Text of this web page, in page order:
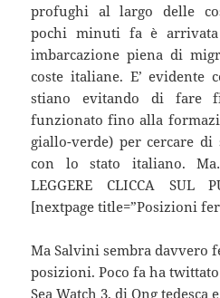
profughi al largo delle
pochi minuti fa è
imbarcazione piena di
coste italiane. E’ evidente
stiano evitando di fare
funzionato fino alla
giallo-verde) per cercare
con lo stato italiano.
LEGGERE CLICCA SUL
[nextpage title=”Posizioni
Ma Salvini sembra davvero
posizioni. Poco fa ha
Sea Watch 3, di Ong tedesca